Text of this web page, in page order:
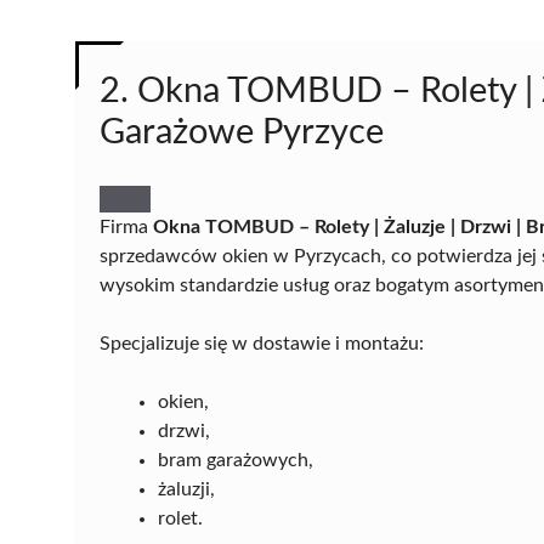
2. Okna TOMBUD – Rolety
Garażowe Pyrzyce
Firma Okna TOMBUD – Rolety | Żaluzje | Drzwi |
sprzedawców okien w Pyrzycach, co potwierdza
wysokim standardzie usług oraz bogatym
Specjalizuje się w dostawie i montażu:
okien,
drzwi,
bram garażowych,
żaluzji,
rolet.